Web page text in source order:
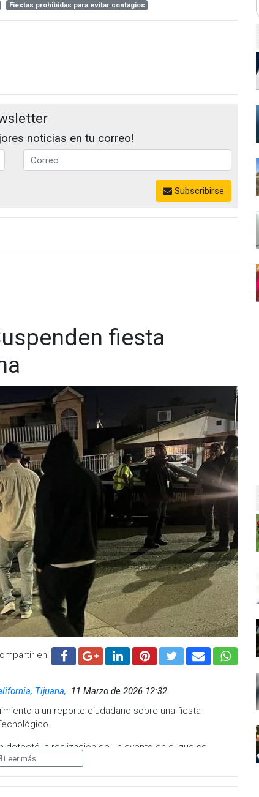
Fiestas prohibidas para evitar contagios
noticias en tu correo!
Subscribirse
fiesta
en:
Tijuana,
11 Marzo de 2026 12:32
a un reporte ciudadano sobre una fiesta
detectó la realización de un evento en el que se
de bebidas alcohólicas, además de que se cobraba
Leer más